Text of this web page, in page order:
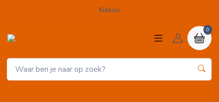
Kiekoo
0